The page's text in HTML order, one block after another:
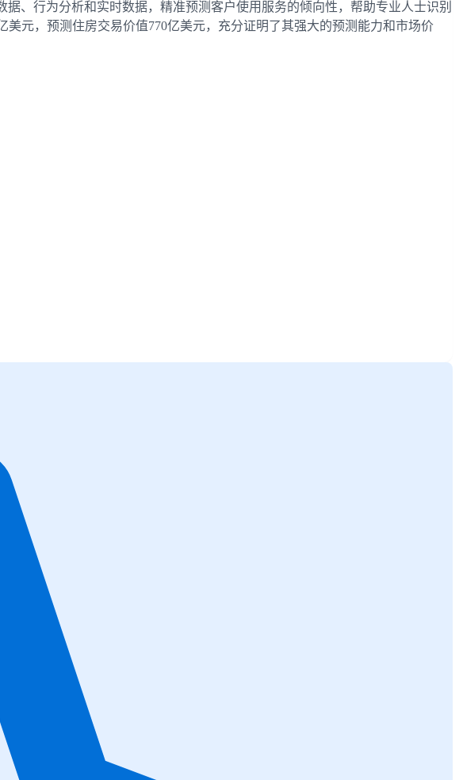
、行为分析和实时数据，精准预测客户使用服务的倾向性，帮助专业人士识别
元，预测住房交易价值770亿美元，充分证明了其强大的预测能力和市场价